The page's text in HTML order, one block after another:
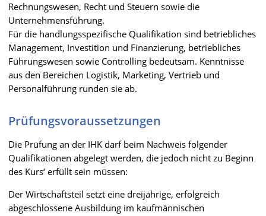
Rechnungswesen, Recht und Steuern sowie die
Unternehmensführung.
Für die handlungsspezifische Qualifikation sind betriebliches
Management, Investition und Finanzierung, betriebliches
Führungswesen sowie Controlling bedeutsam. Kenntnisse
aus den Bereichen Logistik, Marketing, Vertrieb und
Personalführung runden sie ab.
Prüfungsvoraussetzungen
Die Prüfung an der IHK darf beim Nachweis folgender
Qualifikationen abgelegt werden, die jedoch nicht zu Beginn
des Kurs‘ erfüllt sein müssen:
Der Wirtschaftsteil setzt eine dreijährige, erfolgreich
abgeschlossene Ausbildung im kaufmännischen